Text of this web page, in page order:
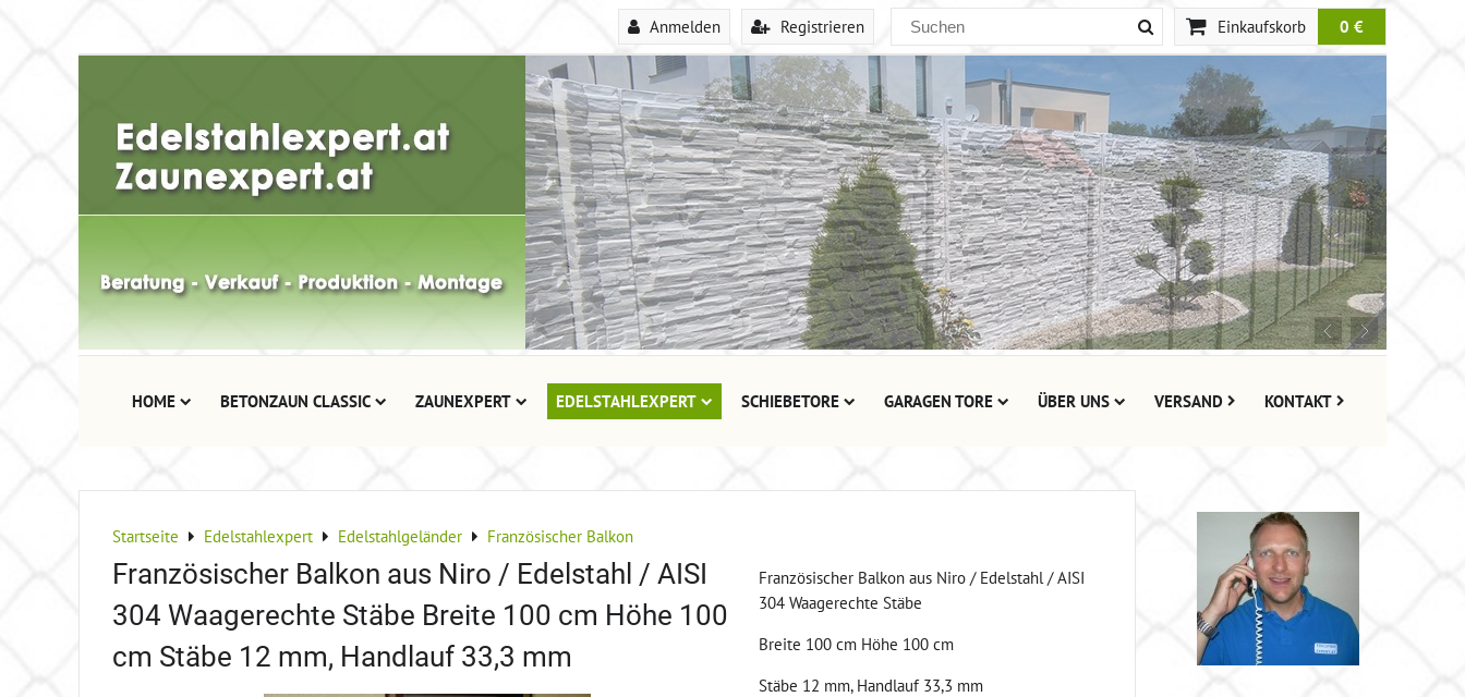
Anmelden Registrieren Einkaufskorb 0 €
HOME BETONZAUN CLASSIC ZAUNEXPERT EDELSTAHLEXPERT SCHIEBETORE GARAGEN TORE ÜBER UNS VERSAND KONTAKT
Startseite Edelstahlexpert Edelstahlgeländer Französischer Balkon
Französischer Balkon aus Niro / Edelstahl / AISI
304 Waagerechte Stäbe Breite 100 cm Höhe 100
cm Stäbe 12 mm, Handlauf 33,3 mm
Französischer Balkon aus Niro / Edelstahl / AISI
304 Waagerechte Stäbe
Breite 100 cm Höhe 100 cm
Stäbe 12 mm, Handlauf 33,3 mm